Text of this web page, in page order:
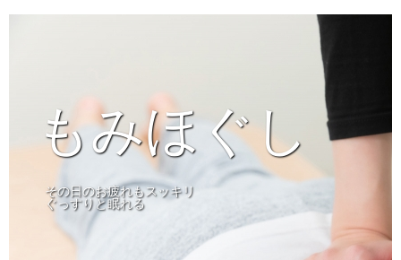
あなたの最適なコース診断
もみほぐし
その日のお疲れもスッキリ
ぐっすりと眠れる